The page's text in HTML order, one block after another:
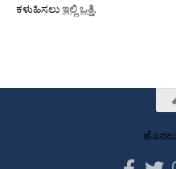
ಕಳುಹಿಸಲುಇಲ್ಲಿ ಒತ್ತಿ.